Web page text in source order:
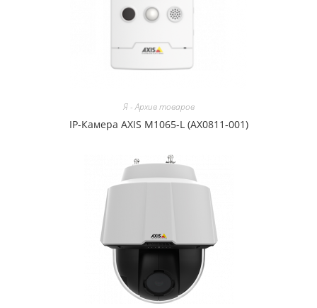
Я - Архив товаров
IP-Камера AXIS M1065-L (AX0811-001)